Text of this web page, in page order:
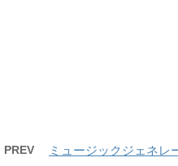
PREV
ミュージックジェネレ